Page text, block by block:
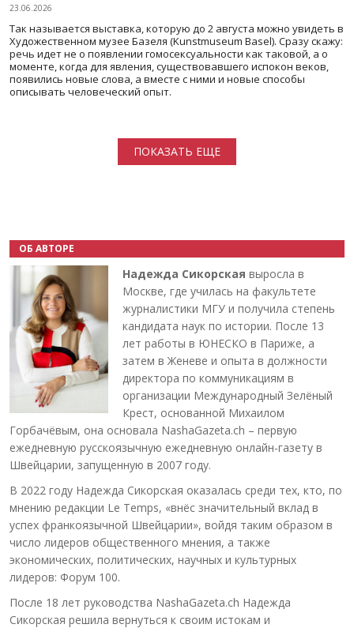
23.06.2026
Так называется выставка, которую до 2 августа можно увидеть в
Художественном музее Базеля (Kunstmuseum Basel). Сразу скажу:
речь идет не о появлении гомосексуальности как таковой, а о
моменте, когда для явления, существовавшего испокон веков,
появились новые слова, а вместе с ними и новые способы
описывать человеческий опыт.
ПОКАЗАТЬ ЕЩЕ
ОБ АВТОРЕ
Надежда Сикорская выросла в
Москве, где училась на факультете
журналистики МГУ и получила степень
кандидата наук по истории. После 13
лет работы в ЮНЕСКО в Париже, а
затем в Женеве и опыта в должности
директора по коммуникациям в
организации Международный Зелёный
Крест, основанной Михаилом
Горбачёвым, она основала NashaGazeta.ch – первую
ежедневную русскоязычную ежедневную онлайн-газету в
Швейцарии, запущенную в 2007 году.
В 2022 году Надежда Сикорская оказалась среди тех, кто, по
мнению редакции Le Temps, «внёс значительный вклад в
успех франкоязычной Швейцарии», войдя таким образом в
число лидеров общественного мнения, а также
экономических, политических, научных и культурных
лидеров: Форум 100.
После 18 лет руководства NashaGazeta.ch Надежда
Сикорская решила вернуться к своим истокам и